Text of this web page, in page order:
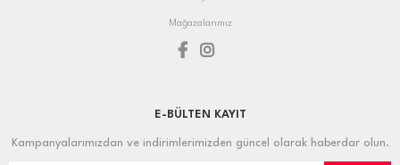
Mağazalarımız
E-BÜLTEN KAYIT
Kampanyalarımızdan ve indirimlerimizden güncel olarak haberdar olun.